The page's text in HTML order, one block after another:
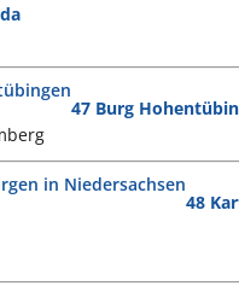
47 Burg
48